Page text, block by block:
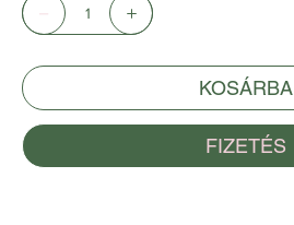
KOSÁRBA
FIZETÉS